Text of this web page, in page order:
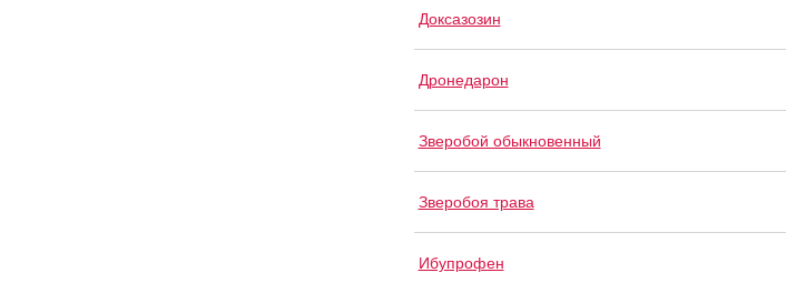
Доксазозин
Дронедарон
Зверобой обыкновенный
Зверобоя трава
Ибупрофен